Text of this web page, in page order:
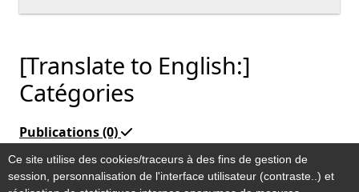
[Translate to English:]
Catégories
Publications(0)
Vider le filtre en cours
Ce site utilise des cookies/traceurs à des fins de gestion de
session, personnalisation de l'interface utilisateur (contraste..) et